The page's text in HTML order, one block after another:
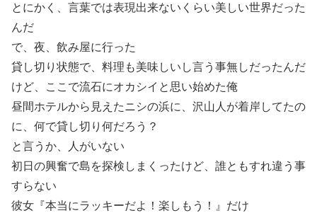
とにかく、言葉では表現出来ないくらい美しい世界だった
んだ
で、夜、飲み屋に行った
貸し切り状態で、料理も美味しいし言う事無しだったんだ
けど、ここで流石にオカシイと思い始めた俺
昼間ホテルから見えたニシの浜に、沢山人が着岸してたの
に、何で貸し切り何だろう？
と言うか、人がいない
初日の興奮で島を探検しまくったけど、誰ともすれ違う事
すらない
彼女『本当にラッキーだよ！楽しもう！』だけ